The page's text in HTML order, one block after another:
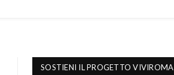
SOSTIENI IL PROGETTO VIVIROMA